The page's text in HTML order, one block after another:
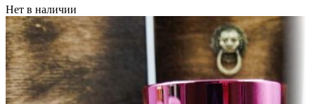
Нет в наличии